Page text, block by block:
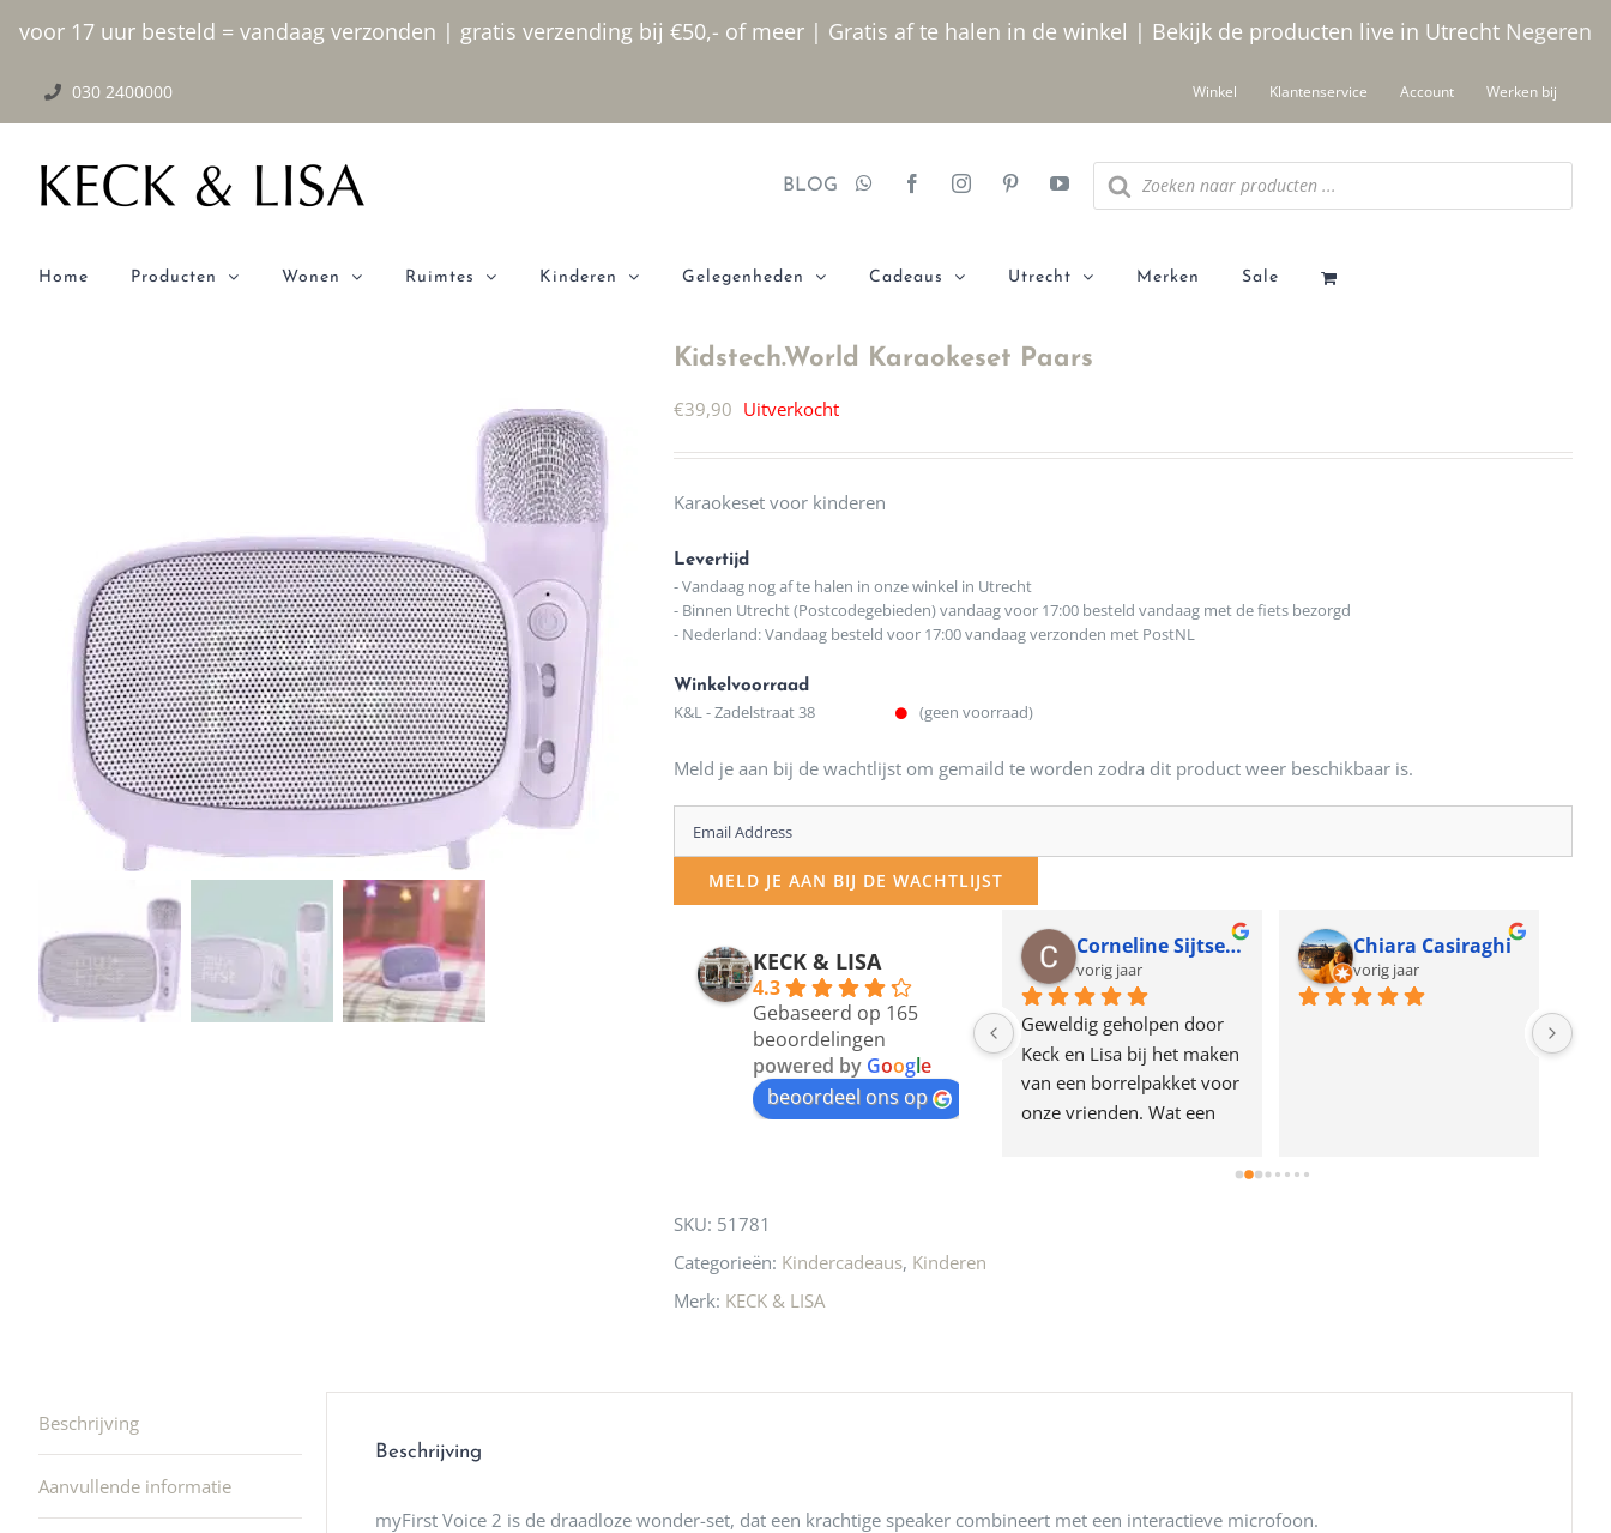
voor 17 uur besteld = vandaag verzonden | gratis verzending bij €50,- of meer | Gratis af te halen in de winkel | Bekijk de producten live in Utrecht Negeren
inhoud
030 2400000 Winkel Klantenservice Account Werken bij
BLOG
Producten
zoeken
Home Producten Wonen Ruimtes Kinderen Gelegenheden Cadeaus Utrecht Merken Sale
Kidstech.World Karaokeset Paars
€39,90 Uitverkocht
Karaokeset voor kinderen
Levertijd
- Vandaag nog af te halen in onze winkel in Utrecht
- Binnen Utrecht (Postcodegebieden) vandaag voor 17:00 besteld vandaag met de fiets bezorgd
- Nederland: Vandaag besteld voor 17:00 vandaag verzonden met PostNL
Winkelvoorraad
K&L - Zadelstraat 38 (geen voorraad)
Meld je aan bij de wachtlijst om gemaild te worden zodra dit product weer beschikbaar is.
Enter
your
email
MELD JE AAN BIJ DE WACHTLIJST
KECK & LISA
4.3
Gebaseerd op 165
beoordelingen
powered by Google
beoordeel ons op
Ik was een dagje in Utrecht
ook heel aardig en gezellig
12 maanden geleden
Waarom in hemelsnaam
de woonwinkel op de
klippen  laten lopen? Waar
moeten nu de design
Corneline Sijtsema
vorig jaar
Geweldig geholpen door
Keck en Lisa bij het maken
van een borrelpakket voor
onze vrienden. Wat een
Chiara Casiraghi
vorig jaar
SKU: 51781
Categorieën: Kindercadeaus, Kinderen
Merk: KECK & LISA
Beschrijving
Aanvullende informatie
Beschrijving
myFirst Voice 2 is de draadloze wonder-set, dat een krachtige speaker combineert met een interactieve microfoon.